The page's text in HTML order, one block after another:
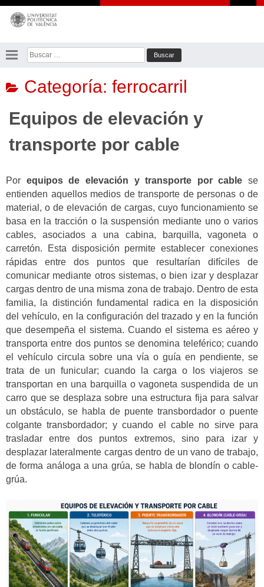
Saltar
contenido
Buscar:
Categoría: ferrocarril
Equipos de elevación y
transporte por cable
Por equipos de elevación y transporte por cable se
entienden aquellos medios de transporte de personas o de
material, o de elevación de cargas, cuyo funcionamiento se
basa en la tracción o la suspensión mediante uno o varios
cables, asociados a una cabina, barquilla, vagoneta o
carretón. Esta disposición permite establecer conexiones
rápidas entre dos puntos que resultarían difíciles de
comunicar mediante otros sistemas, o bien izar y desplazar
cargas dentro de una misma zona de trabajo. Dentro de esta
familia, la distinción fundamental radica en la disposición
del vehículo, en la configuración del trazado y en la función
que desempeña el sistema. Cuando el sistema es aéreo y
transporta entre dos puntos se denomina teleférico; cuando
el vehículo circula sobre una vía o guía en pendiente, se
trata de un funicular; cuando la carga o los viajeros se
transportan en una barquilla o vagoneta suspendida de un
carro que se desplaza sobre una estructura fija para salvar
un obstáculo, se habla de puente transbordador o puente
colgante transbordador; y cuando el cable no sirve para
trasladar entre dos puntos extremos, sino para izar y
desplazar lateralmente cargas dentro de un vano de trabajo,
de forma análoga a una grúa, se habla de blondín o cable-
grúa.